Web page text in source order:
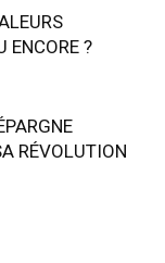
ENCORE ?
RÉVOLUTION